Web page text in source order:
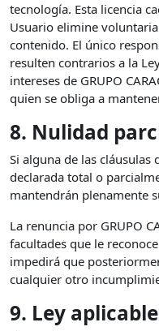
tecnología. Esta licencia
Usuario elimine
contenido. El único
resulten contrarios a la
intereses de GRUPO
quien se obliga a
8. Nulidad
Si alguna de las cláusulas
declarada total o
mantendrán plenamente
La renuncia por GRUPO
facultades que le
impedirá que
cualquier otro
9. Ley